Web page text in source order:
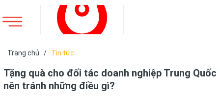
Trang chủ / Tin tức
Tặng quà cho đối tác doanh nghiệp Trung Quốc
nên tránh những điều gì?